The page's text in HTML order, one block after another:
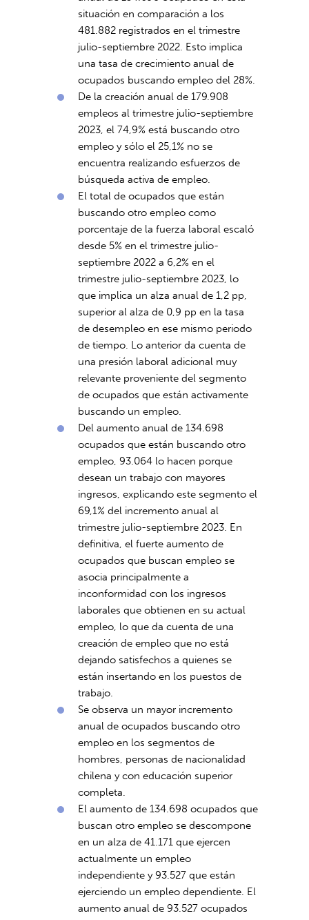
situación en comparación a los
481.882 registrados en el trimestre
julio-septiembre 2022. Esto implica
una tasa de crecimiento anual de
ocupados buscando empleo del 28%.
De la creación anual de 179.908
empleos al trimestre julio-septiembre
2023, el 74,9% está buscando otro
empleo y sólo el 25,1% no se
encuentra realizando esfuerzos de
búsqueda activa de empleo.
El total de ocupados que están
buscando otro empleo como
porcentaje de la fuerza laboral escaló
desde 5% en el trimestre julio-
septiembre 2022 a 6,2% en el
trimestre julio-septiembre 2023, lo
que implica un alza anual de 1,2 pp,
superior al alza de 0,9 pp en la tasa
de desempleo en ese mismo periodo
de tiempo. Lo anterior da cuenta de
una presión laboral adicional muy
relevante proveniente del segmento
de ocupados que están activamente
buscando un empleo.
Del aumento anual de 134.698
ocupados que están buscando otro
empleo, 93.064 lo hacen porque
desean un trabajo con mayores
ingresos, explicando este segmento el
69,1% del incremento anual al
trimestre julio-septiembre 2023. En
definitiva, el fuerte aumento de
ocupados que buscan empleo se
asocia principalmente a
inconformidad con los ingresos
laborales que obtienen en su actual
empleo, lo que da cuenta de una
creación de empleo que no está
dejando satisfechos a quienes se
están insertando en los puestos de
trabajo.
Se observa un mayor incremento
anual de ocupados buscando otro
empleo en los segmentos de
hombres, personas de nacionalidad
chilena y con educación superior
completa.
El aumento de 134.698 ocupados que
buscan otro empleo se descompone
en un alza de 41.171 que ejercen
actualmente un empleo
independiente y 93.527 que están
ejerciendo un empleo dependiente. El
aumento anual de 93.527 ocupados